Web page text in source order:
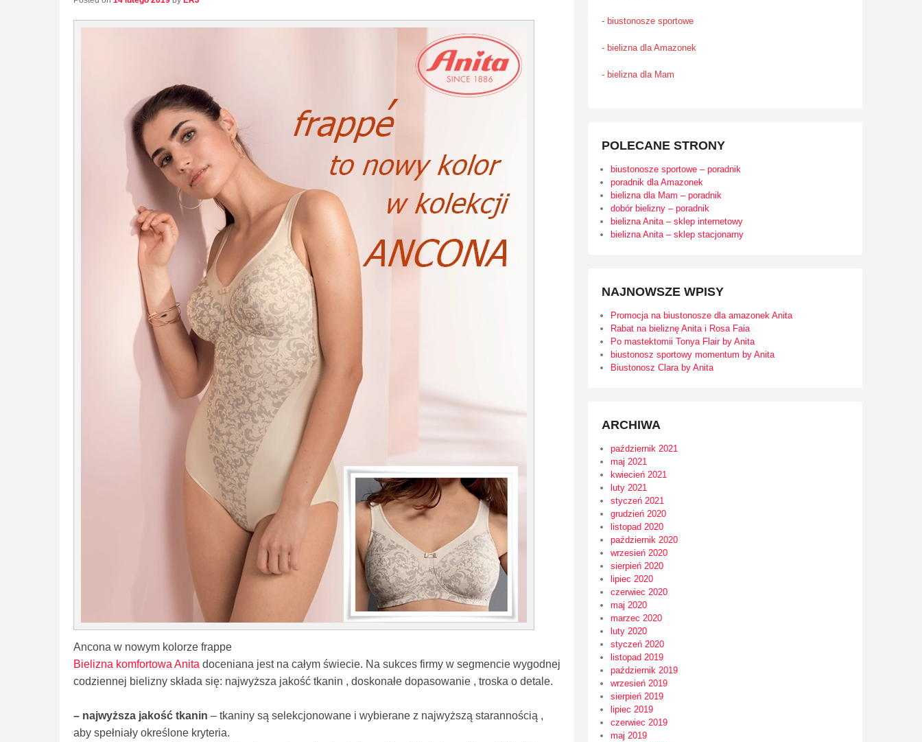
Ancona w nowym kolorze frappe
Bielizna komfortowa Anita doceniana jest na całym świecie. Na sukces firmy w segmencie wygodnej
codziennej bielizny składa się: najwyższa jakość tkanin , doskonałe dopasowanie , troska o detale.
– najwyższa jakość tkanin – tkaniny są selekcjonowane i wybierane z najwyższą starannością ,
aby spełniały określone kryteria.
- biustonosze sportowe
- bielizna dla Amazonek
- bielizna dla Mam
POLECANE STRONY
biustonosze sportowe – poradnik
poradnik dla Amazonek
bielizna dla Mam – poradnik
dobór bielizny – poradnik
bielizna Anita – sklep internetowy
bielizna Anita – sklep stacjonarny
NAJNOWSZE WPISY
Promocja na biustonosze dla amazonek Anita
Rabat na bieliznę Anita i Rosa Faia
Po mastektomii Tonya Flair by Anita
biustonosz sportowy momentum by Anita
Biustonosz Clara by Anita
ARCHIWA
październik 2021
maj 2021
kwiecień 2021
luty 2021
styczeń 2021
grudzień 2020
listopad 2020
październik 2020
wrzesień 2020
sierpień 2020
lipiec 2020
czerwiec 2020
maj 2020
marzec 2020
luty 2020
styczeń 2020
listopad 2019
październik 2019
wrzesień 2019
sierpień 2019
lipiec 2019
czerwiec 2019
maj 2019